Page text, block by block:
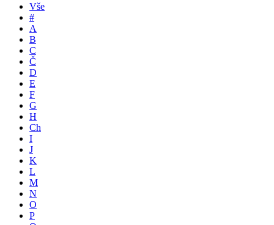
Vše
#
A
B
C
Č
D
E
F
G
H
Ch
I
J
K
L
M
N
O
P